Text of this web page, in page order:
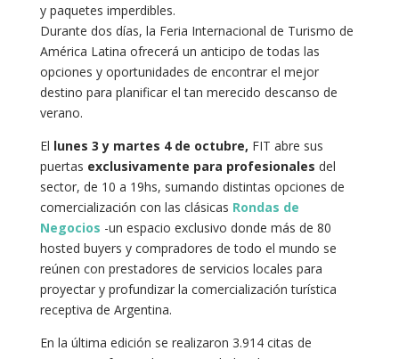
y paquetes imperdibles.
Durante dos días, la Feria Internacional de Turismo de
América Latina ofrecerá un anticipo de todas las
opciones y oportunidades de encontrar el mejor
destino para planificar el tan merecido descanso de
verano.
El lunes 3 y martes 4 de octubre, FIT abre sus
puertas exclusivamente para profesionales del
sector, de 10 a 19hs, sumando distintas opciones de
comercialización con las clásicas Rondas de
Negocios -un espacio exclusivo donde más de 80
hosted buyers y compradores de todo el mundo se
reúnen con prestadores de servicios locales para
proyectar y profundizar la comercialización turística
receptiva de Argentina.
En la última edición se realizaron 3.914 citas de